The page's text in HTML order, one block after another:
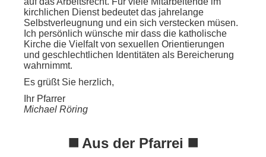
kirchlichen Dienst bedeutet das jahrelange
Selbstverleugnung und ein sich verstecken müsen.
Ich persönlich wünsche mir dass die katholische
Kirche die Vielfalt von sexuellen Orientierungen
und geschlechtlichen Identitäten als Bereicherung
wahrnimmt.
Es grüßt Sie herzlich,
Ihr Pfarrer
Michael Röring
◼️ Aus der Pfarrei ◼️